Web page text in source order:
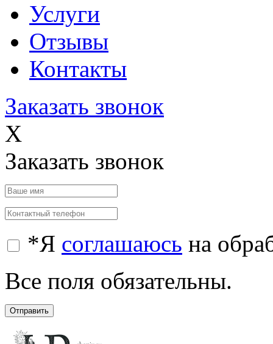
Услуги
Отзывы
Контакты
Заказать звонок
X
Заказать звонок
*Я соглашаюсь на
Все поля обязательны.
Отправить